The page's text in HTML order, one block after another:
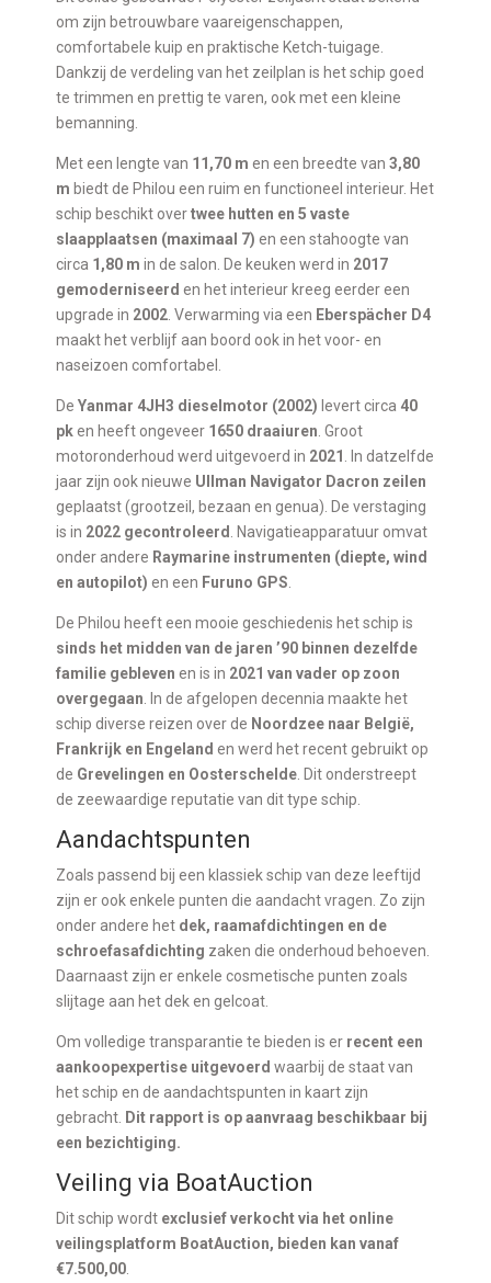
om zijn betrouwbare vaareigenschappen,
comfortabele kuip en praktische Ketch-tuigage.
Dankzij de verdeling van het zeilplan is het schip goed
te trimmen en prettig te varen, ook met een kleine
bemanning.
Met een lengte van 11,70 m en een breedte van3,80
m biedt de Philou een ruim en functioneel interieur. Het
schip beschikt overtwee hutten en 5 vaste
slaapplaatsen (maximaal 7) en een stahoogte van
circa 1,80 m in de salon. De keuken werd in 2017
gemoderniseerd en het interieur kreeg eerder een
upgrade in 2002 . Verwarming via een Eberspächer D4
maakt het verblijf aan boord ook in het voor- en
naseizoen comfortabel.
DeYanmar 4JH3 dieselmotor (2002) levert circa 40
pken heeft ongeveer 1650 draaiuren . Groot
motoronderhoud werd uitgevoerd in 2021
. In datzelfde
jaar zijn ook nieuwe Ullman Navigator Dacron zeilen
geplaatst (grootzeil, bezaan en genua). De verstaging
is in 2022 gecontroleerd
. Navigatieapparatuur omvat
onder andere Raymarine instrumenten (diepte, wind
en autopilot) en een Furuno GPS
De Philou heeft een mooie geschiedenis het schip is
sinds het midden van de jaren ’90 binnen dezelfde
familie gebleven en is in 2021 van vader op zoon
overgegaan . In de afgelopen decennia maakte het
schip diverse reizen over de Noordzee naar België,
Frankrijk en Engeland en werd het recent gebruikt op
de Grevelingen en Oosterschelde . Dit onderstreept
de zeewaardige reputatie van dit type schip.
Aandachtspunten
Zoals passend bij een klassiek schip van deze leeftijd
zijn er ook enkele punten die aandacht vragen. Zo zijn
onder andere het dek, raamafdichtingen en de
schroefasafdichting zaken die onderhoud behoeven.
Daarnaast zijn er enkele cosmetische punten zoals
slijtage aan het dek en gelcoat.
Om volledige transparantie te bieden is er recent een
aankoopexpertise uitgevoerd waarbij de staat van
het schip en de aandachtspunten in kaart zijn
gebracht. Dit rapport is op aanvraag beschikbaar bij
een bezichtiging.
Veiling via BoatAuction
Dit schip wordt exclusief verkocht via het online
veilingsplatform BoatAuction, bieden kan vanaf
€7.500,00